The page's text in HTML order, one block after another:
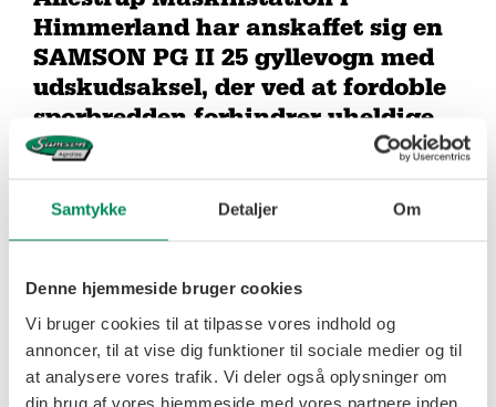
Samtykke Detaljer Om
Denne hjemmeside bruger cookies
Vi bruger cookies til at tilpasse vores indhold og
annoncer, til at vise dig funktioner til sociale medier og til
at analysere vores trafik. Vi deler også oplysninger om
din brug af vores hjemmeside med vores partnere inden
Himmerland har anskaffet sig en
SAMSON PG II 25 gyllevogn med
udskudsaksel, der ved at fordoble
sporbredden forhindrer uheldige
spordannelser i
SAMSON PG II 25 gyllevognen med udskudsaksel
gør størst nytte, fortæller maskinfører Alexander
Jakobsen fra Allestrup Maskinstation mellem
Hobro og Aars.